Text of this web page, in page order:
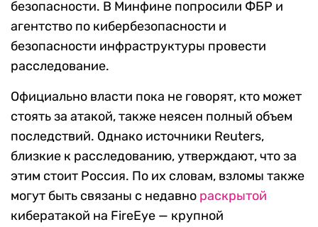
безопасности. В Минфине попросили ФБР и
агентство по кибербезопасности и
безопасности инфраструктуры провести
расследование.
Официально власти пока не говорят, кто может
стоять за атакой, также неясен полный объем
последствий. Однако источники Reuters,
близкие к расследованию, утверждают, что за
этим стоит Россия. По их словам, взломы также
могут быть связаны с недавно раскрытой
кибератакой на FireEye — крупной